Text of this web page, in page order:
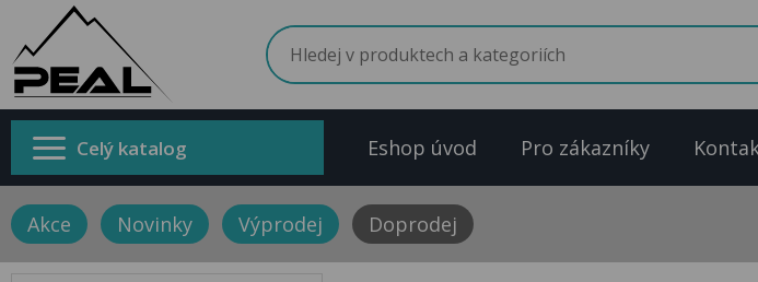
Celý katalog Eshop úvod Pro zákazníky
Akce Novinky Výprodej Doprodej